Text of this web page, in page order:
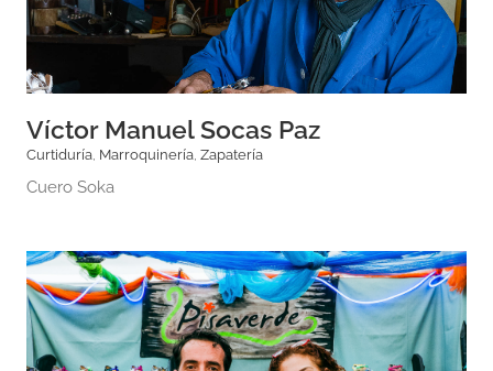
Víctor Manuel Socas Paz
Curtiduría Marroquinería Zapatería
Cuero Soka